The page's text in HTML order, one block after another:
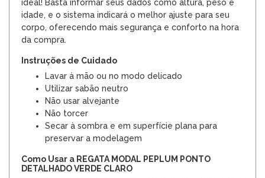
ideal! Basta informar seus dados como altura, peso e
idade, e o sistema indicará o melhor ajuste para seu
corpo, oferecendo mais segurança e conforto na hora
da compra.
Instruções de Cuidado
Lavar à mão ou no modo delicado
Utilizar sabão neutro
Não usar alvejante
Não torcer
Secar à sombra e em superfície plana para
preservar a modelagem
Como Usar a REGATA MODAL PEPLUM PONTO
DETALHADO VERDE CLARO